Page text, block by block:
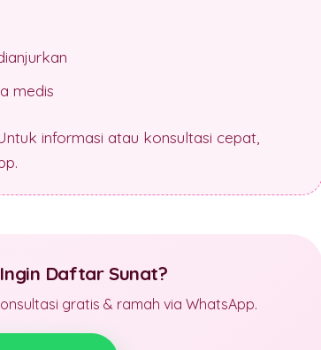
medis
informasi atau konsultasi cepat,
Daftar Sunat?
gratis & ramah via WhatsApp.